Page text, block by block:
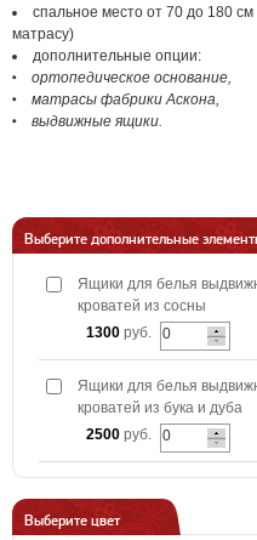
спальное место от 70 до 180
матрасу)
дополнительные опции:
ортопедическое основание,
матрасы фабрики Аскона,
выдвижные ящики.
Выберите дополнительные
Ящики для белья
кроватей из сосны
1300 руб.
Ящики для белья
кроватей из бука и дуба
2500 руб.
Выберите цвет